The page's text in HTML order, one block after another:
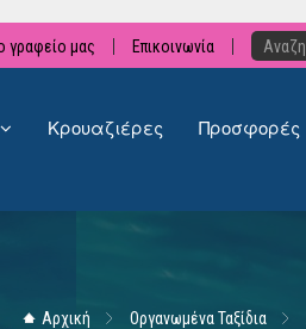
Επικοινωνία
γραφείο μας
Κρουαζιέρες Προσφορές
Αρχική Οργανωμένα Ταξίδια